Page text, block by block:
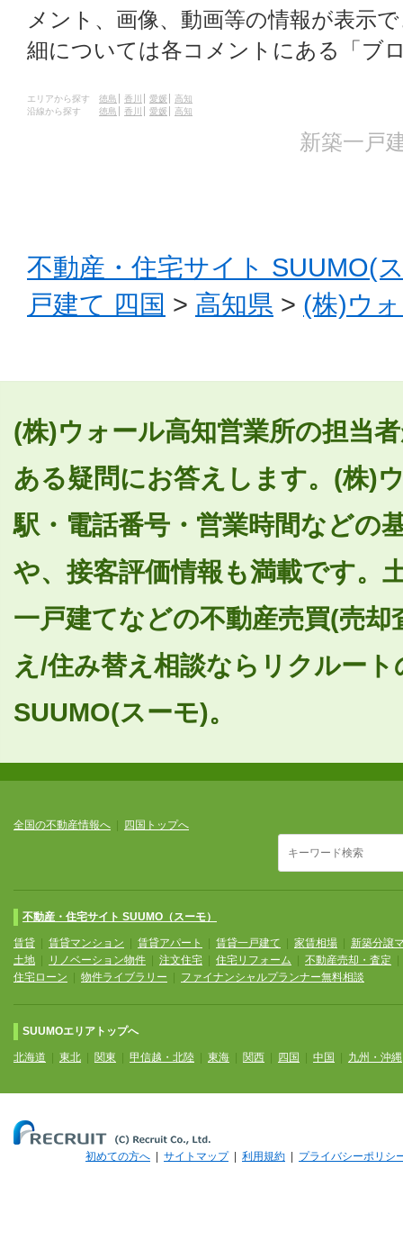
メント、画像、動画等の情報が表示
細については各コメントにある「ブ
エリアから探す 徳島 香川 愛媛
高知
沿線から探す
徳島 香川 愛媛 高知
新築一戸
不動産・住宅サイト SUUMO(
戸建て 四国 > 高知県 > (株)ウ
(株)ウォール高知営業所の担当
ある疑問にお答えします。(株)
駅・電話番号・営業時間などの
や、接客評価情報も満載です。
一戸建てなどの不動産売買(売
え/住み替え相談ならリクルー
SUUMO(スーモ)。
全国の不動産情報へ 四国トップへ
不動産・住宅サイト SUUMO（スーモ）
賃貸 賃貸マンション 賃貸アパート 賃貸一戸建て 家賃相場
新築分譲
土地
リノベーション物件 注文住宅 住宅リフォーム 不動産売却・査定
住宅ローン
物件ライブラリー ファイナンシャルプランナー無料相談
SUUMOエリアトップへ
北海道 東北 関東 甲信越・北陸 東海 関西 四国 中国 九州・沖縄
初めての方へ サイトマップ| 利用規約 プライバシーポリシ